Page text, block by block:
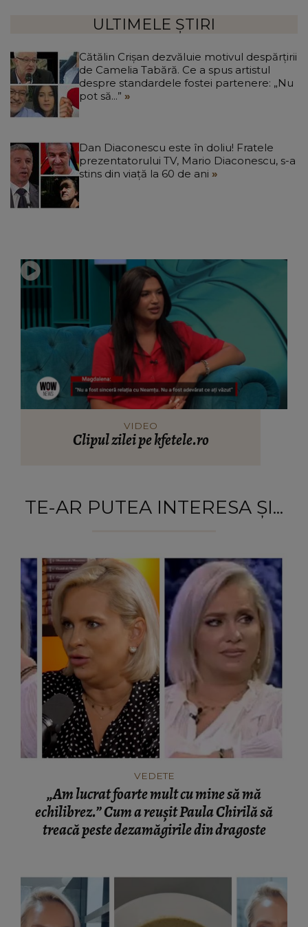
ULTIMELE ȘTIRI
Cătălin Crișan dezvăluie motivul despărțirii
de Camelia Tabără. Ce a spus artistul
despre standardele fostei partenere: „Nu
pot să...”
Dan Diaconescu este în doliu! Fratele
prezentatorului TV, Mario Diaconescu, s-a
stins din viață la 60 de ani
VIDEO
Clipul zilei pe kfetele.ro
TE-AR PUTEA INTERESA ȘI...
VEDETE
„Am lucrat foarte mult cu mine să mă
echilibrez.” Cum a reușit Paula Chirilă să
treacă peste dezamăgirile din dragoste